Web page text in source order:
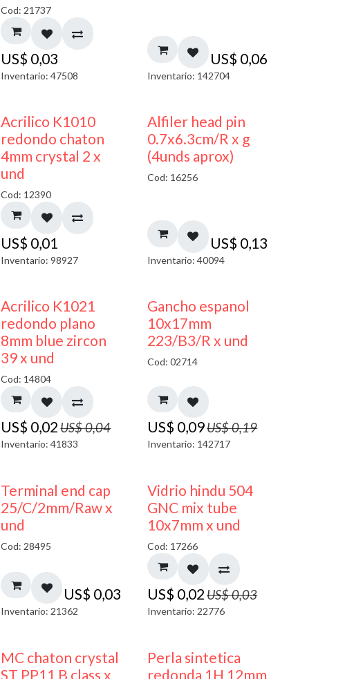
Cod: 21737
US$ 0,03
Inventario: 47508
US$ 0,06
Inventario: 142704
50% DESCUENTO
Acrilico K1010
redondo chaton
4mm crystal 2 x
und
Cod: 12390
US$ 0,01
Inventario: 98927
Alfiler head pin
0.7x6.3cm/R x g
(4unds aprox)
Cod: 16256
US$ 0,13
Inventario: 40094
50% DESCUENTO
Acrilico K1021
redondo plano
8mm blue zircon
39 x und
Cod: 14804
US$ 0,02 US$0,04
Inventario: 41833
50% DESCUENTO
Gancho espanol
10x17mm
223/B3/R x und
Cod: 02714
US$ 0,09US$0,19
Inventario: 142717
Terminal end cap
25/C/2mm/Raw x
und
Cod: 28495
US$ 0,03
Inventario: 21362
40% DESCUENTO
Vidrio hindu 504
GNC mix tube
10x7mm x und
Cod: 17266
US$ 0,02US$0,03
Inventario: 22776
MC chaton crystal
ST PP11 B class x
Perla sintetica
redonda 1H 12mm